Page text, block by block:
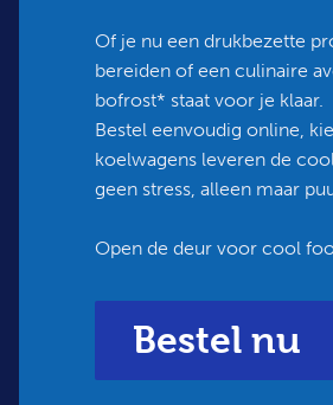
Of je nu een drukbezette
bereiden of een culinaire
bofrost* staat voor je klaar.
Bestel eenvoudig online,
koelwagens leveren de
geen stress, alleen maar
Open de deur voor cool
Bestel nu